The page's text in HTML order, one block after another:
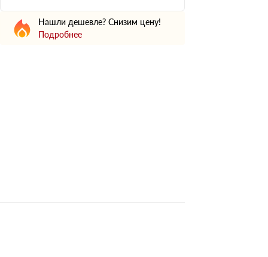
Для пола
Нашли дешевле? Снизим цену!
Подробнее